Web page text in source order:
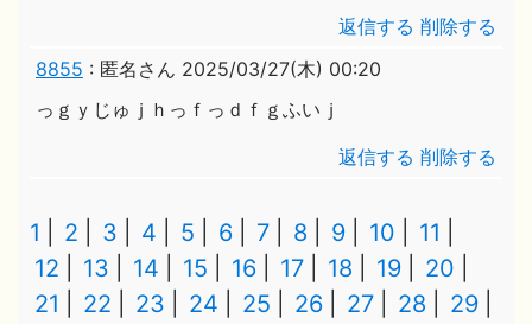
返信する 削除する
8855 : 匿名さん 2025/03/27(木) 00:20
っｇｙじゅｊｈっｆっｄｆｇふいｊ
返信する 削除する
1 2 3 4 5 6 7 8 9 10
11
12
13 14 15 16 17 18 19
20
21
22 23 24 25 26 27 28
29